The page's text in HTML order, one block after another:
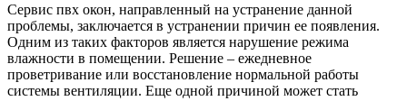
Сервис пвх окон, направленный на устранение данной
проблемы, заключается в устранении причин ее появления.
Одним из таких факторов является нарушение режима
влажности в помещении. Решение – ежедневное
проветривание или восстановление нормальной работы
системы вентиляции. Еще одной причиной может стать